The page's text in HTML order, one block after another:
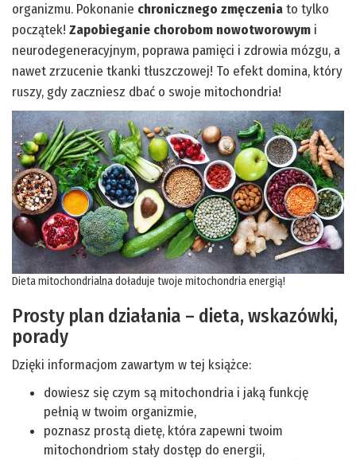
organizmu. Pokonanie chronicznego zmęczeniato tylko
początek! Zapobieganie chorobom nowotworowym i
neurodegeneracyjnym, poprawa pamięci i zdrowia mózgu, a
nawet zrzucenie tkanki tłuszczowej! To efekt domina, który
ruszy, gdy zaczniesz dbać o swoje mitochondria!
Dieta mitochondrialna doładuje twoje mitochondria energią!
Prosty plan działania – dieta, wskazówki,
porady
Dzięki informacjom zawartym w tej książce:
dowiesz się czym są mitochondria i jaką funkcję
pełnią w twoim organizmie,
poznasz prostą dietę, która zapewni twoim
mitochondriom stały dostęp do energii,